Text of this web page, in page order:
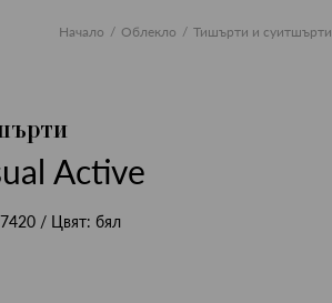
Начало Облекло Тишърти и суитшърти
Active
/ Цвят: бял